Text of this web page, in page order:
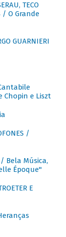
TECO
/ O Grande
GUARNIERI
Chopin e Liszt
/
/ Bela Música,
Époque"
E